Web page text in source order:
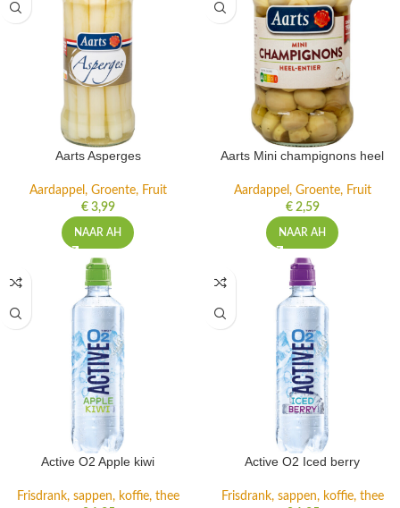
Aarts Asperges
Aardappel, Groente, Fruit
€3,99
NAAR AH
Aarts Mini champignons heel
Aardappel, Groente, Fruit
€2,59
NAAR AH
Active O2 Apple kiwi
Frisdrank, sappen, koffie, thee
Active O2 Iced berry
Frisdrank, sappen, koffie, thee